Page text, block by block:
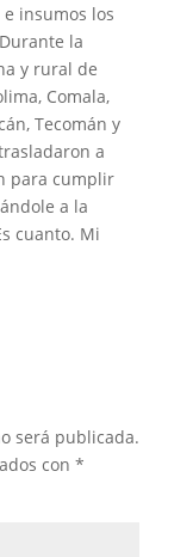
insumos los
la
y rural de
Comala,
Tecomán y
a
para cumplir
a la
cuanto. Mi
será publicada.
con *